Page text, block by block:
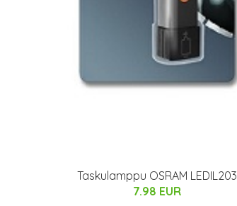
Taskulamppu OSRAM LEDIL203
7.98 EUR